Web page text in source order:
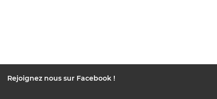
Rejoignez nous sur Facebook !